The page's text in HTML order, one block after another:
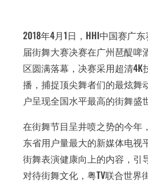
2018年4月1日，HHI中国赛广
届街舞大赛决赛在广州琶醍啤
区圆满落幕，决赛采用超清4K
播，捕捉顶尖舞者们的最炫舞
户呈现全国水平最高的街舞盛
在街舞节目呈井喷之势的今年
东省用户量最大的新媒体电视
街舞表演健康向上的内容，引
对待街舞文化，粤TV联合世界